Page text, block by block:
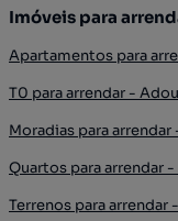
Imóveis para
Apartamentos para
T0 para arrendar -
Moradias para
Quartos para arrendar
Terrenos para arrendar